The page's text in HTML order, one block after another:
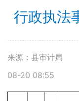
行政执法
来源：县审计局
08-20 08:55